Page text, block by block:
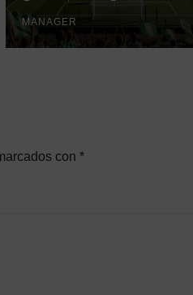
Conference
League»
MANAGER
con *